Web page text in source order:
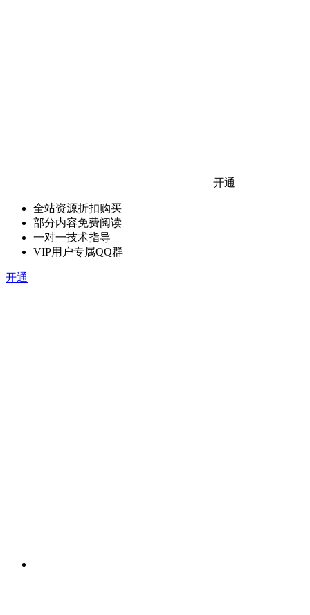
开通
全站资源折扣购买
部分内容免费阅读
一对一技术指导
VIP用户专属QQ群
开通